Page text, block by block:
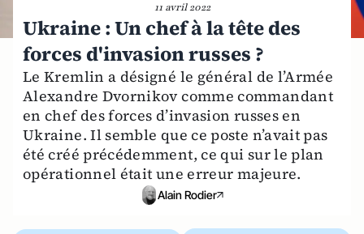
11 avril 2022
Ukraine : Un chef à la tête des
forces d'invasion russes ?
Le Kremlin a désigné le général de l’Armée
Alexandre Dvornikov comme commandant
en chef des forces d’invasion russes en
Ukraine. Il semble que ce poste n’avait pas
été créé précédemment, ce qui sur le plan
opérationnel était une erreur majeure.
Alain Rodier